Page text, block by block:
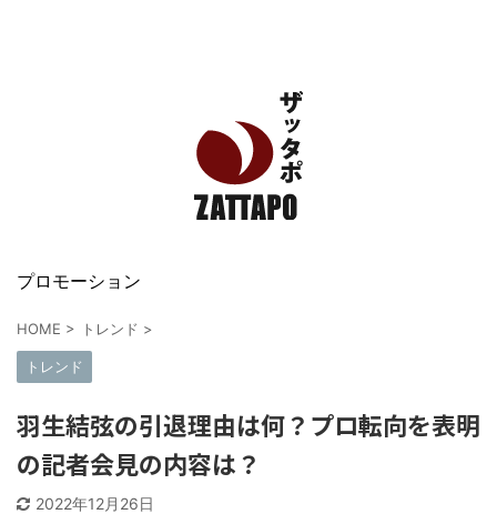
プロモーション
HOME > トレンド >
トレンド
羽生結弦の引退理由は何？プロ転向を表明
の記者会見の内容は？
2022年12月26日